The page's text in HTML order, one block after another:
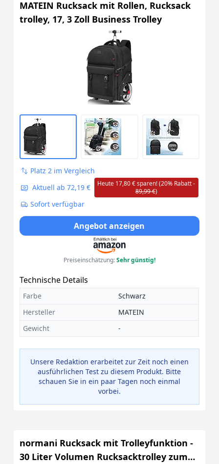
MATEIN Rucksack mit Rollen, Rucksack
trolley, 17, 3 Zoll Business Trolley
Platz 2 im Vergleich
Aktuell ab 72,19 €
Heute 17,80 € sparen! (20% Rabatt -
89,99 €)
Sofort verfügbar
Angebot anzeigen
Preiseinschätzung:Sehr günstig!
Technische Details
Farbe
Schwarz
Hersteller
MATEIN
Gewicht
-
Unsere Redaktion erarbeitet zur Zeit noch einen
ausführlichen Test zu diesem Produkt. Bitte
schauen Sie in ein paar Tagen noch einmal
vorbei.
normani Rucksack mit Trolleyfunktion -
30 Liter Volumen Rucksacktrolley zum